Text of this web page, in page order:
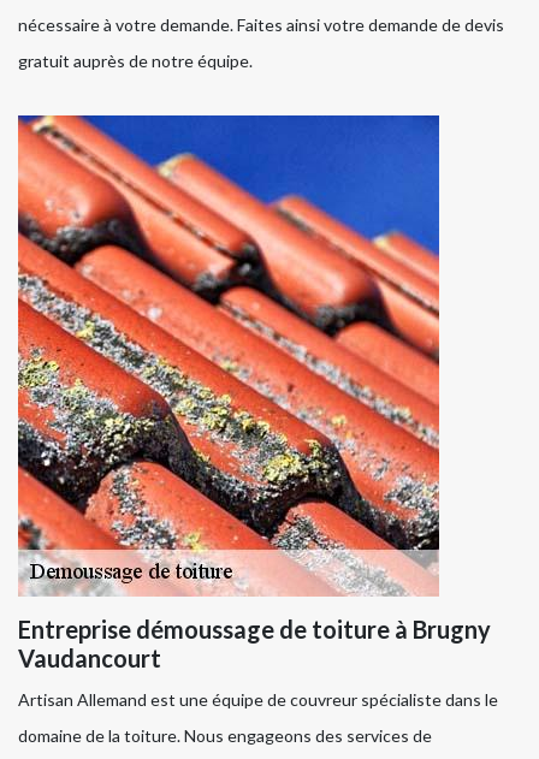
nécessaire à votre demande. Faites ainsi votre demande de devis
gratuit auprès de notre équipe.
Entreprise démoussage de toiture à Brugny
Vaudancourt
Artisan Allemand est une équipe de couvreur spécialiste dans le
domaine de la toiture. Nous engageons des services de